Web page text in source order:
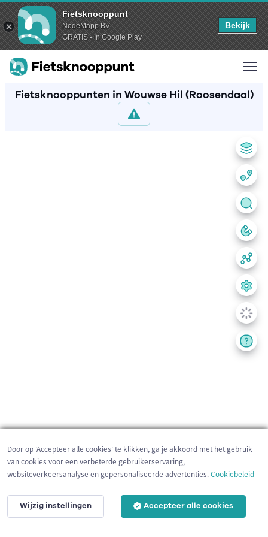
Fietsknooppunt
NodeMapp BV
GRATIS - In Google Play
Bekijk
Fietsknooppunten in Wouwse Hil (Roosendaal)
200 m
Door op 'Accepteer alle cookies' te klikken, ga je akkoord met het gebruik
van cookies voor een verbeterde gebruikerservaring,
websiteverkeersanalyse en gepersonaliseerde advertenties.Cookiebeleid
Wijzig instellingen Accepteer alle cookies